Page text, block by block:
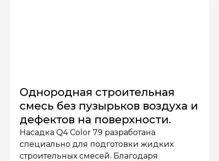
Однородная строительная
смесь без пузырьков воздуха и
дефектов на поверхности.
Насадка Q4 Color 79 разработана
специально для подготовки жидких
строительных смесей. Благодаря